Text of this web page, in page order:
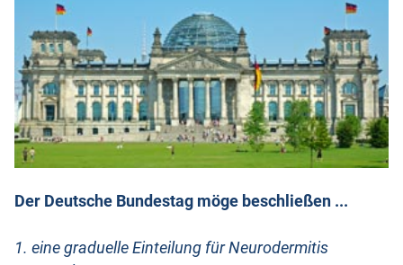
Der Deutsche Bundestag möge beschließen ...
1. eine graduelle Einteilung für Neurodermitis